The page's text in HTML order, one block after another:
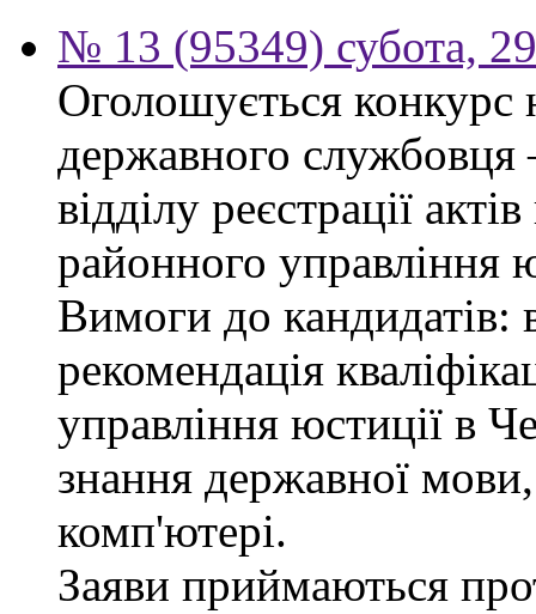
№ 13 (95349) субота,
Оголошується конкурс
державного службовця
відділу реєстрації
районного управління
Вимоги до
рекомендація
управління юстиції в
знання державної
комп'ютері.
Заяви приймаються